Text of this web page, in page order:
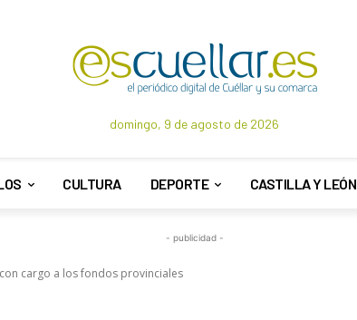
domingo, 9 de agosto de 2026
CULTURA DEPORTE CASTILLA Y LEÓN
- publicidad -
cargo a los fondos provinciales